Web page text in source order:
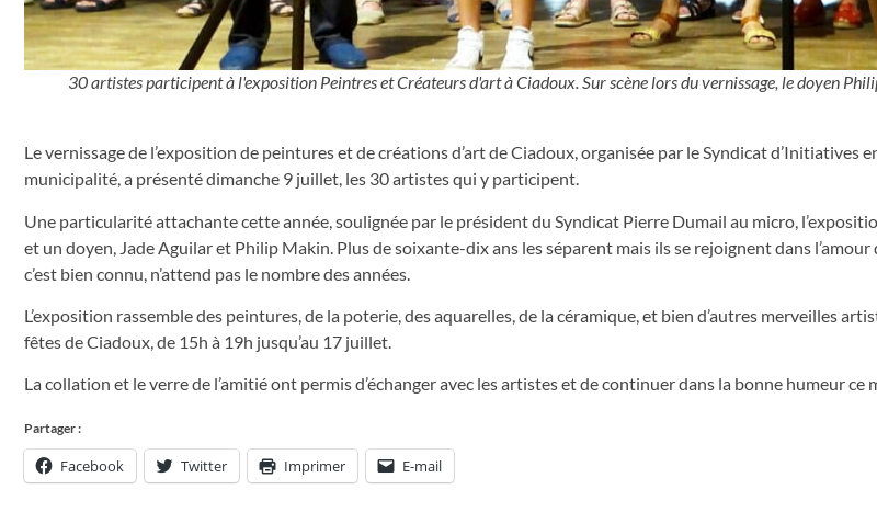
30 artistes participent à l'exposition Peintres et Créateurs d'art à Ciadoux. Sur scène lors du vernissage, le doyen
Le vernissage de l’exposition de peintures et de créations d’art de Ciadoux, organisée par le Syndicat d’Initiatives
municipalité, a présenté dimanche 9 juillet, les 30 artistes qui y participent.
Une particularité attachante cette année, soulignée par le président du Syndicat Pierre Dumail au micro,
et un doyen, Jade Aguilar et Philip Makin. Plus de soixante-dix ans les séparent mais ils se rejoignent dans l’amour
c’est bien connu, n’attend pas le nombre des années.
L’exposition rassemble des peintures, de la poterie, des aquarelles, de la céramique, et bien d’autres merveilles
fêtes de Ciadoux, de 15h à 19h jusqu’au 17 juillet.
La collation et le verre de l’amitié ont permis d’échanger avec les artistes et de continuer dans la bonne humeur ce
Partager :
Facebook Twitter Imprimer E-mail